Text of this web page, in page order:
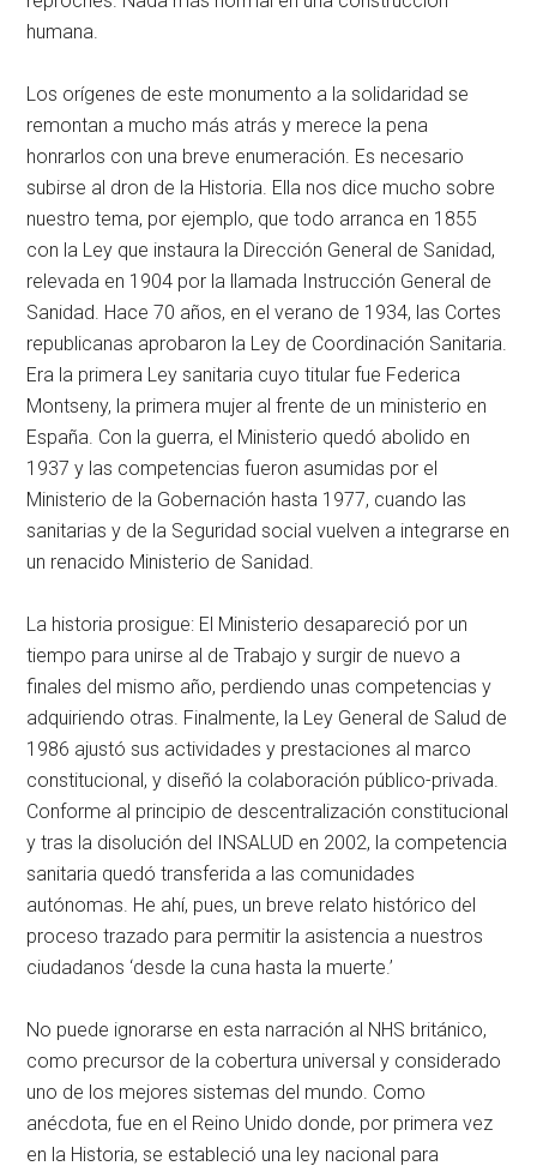
humana.
Los orígenes de este monumento a la solidaridad se
remontan a mucho más atrás y merece la pena
honrarlos con una breve enumeración. Es necesario
subirse al dron de la Historia. Ella nos dice mucho sobre
nuestro tema, por ejemplo, que todo arranca en 1855
con la Ley que instaura la Dirección General de Sanidad,
relevada en 1904 por la llamada Instrucción General de
Sanidad. Hace 70 años, en el verano de 1934, las Cortes
republicanas aprobaron la Ley de Coordinación Sanitaria.
Era la primera Ley sanitaria cuyo titular fue Federica
Montseny, la primera mujer al frente de un ministerio en
España. Con la guerra, el Ministerio quedó abolido en
1937 y las competencias fueron asumidas por el
Ministerio de la Gobernación hasta 1977, cuando las
sanitarias y de la Seguridad social vuelven a integrarse en
un renacido Ministerio de Sanidad.
La historia prosigue: El Ministerio desapareció por un
tiempo para unirse al de Trabajo y surgir de nuevo a
finales del mismo año, perdiendo unas competencias y
adquiriendo otras. Finalmente, la Ley General de Salud de
1986 ajustó sus actividades y prestaciones al marco
constitucional, y diseñó la colaboración público-privada.
Conforme al principio de descentralización constitucional
y tras la disolución del INSALUD en 2002, la competencia
sanitaria quedó transferida a las comunidades
autónomas. He ahí, pues, un breve relato histórico del
proceso trazado para permitir la asistencia a nuestros
ciudadanos ‘desde la cuna hasta la muerte.’
No puede ignorarse en esta narración al NHS británico,
como precursor de la cobertura universal y considerado
uno de los mejores sistemas del mundo. Como
anécdota, fue en el Reino Unido donde, por primera vez
en la Historia, se estableció una ley nacional para